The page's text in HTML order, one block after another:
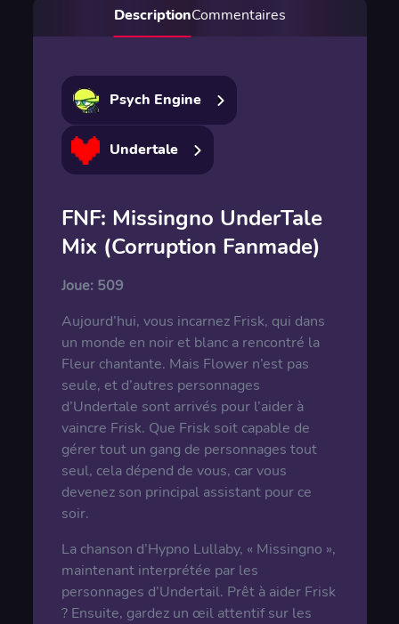
DescriptionCommentaires
Psych Engine
Undertale
FNF: Missingno UnderTale
Mix (Corruption Fanmade)
Joue: 509
Aujourd’hui, vous incarnez Frisk, qui dans
un monde en noir et blanc a rencontré la
Fleur chantante. Mais Flower n’est pas
seule, et d’autres personnages
d’Undertale sont arrivés pour l’aider à
vaincre Frisk. Que Frisk soit capable de
gérer tout un gang de personnages tout
seul, cela dépend de vous, car vous
devenez son principal assistant pour ce
soir.
La chanson d’Hypno Lullaby, « Missingno »,
maintenant interprétée par les
personnages d’Undertail. Prêt à aider Frisk
? Ensuite, gardez un œil attentif sur les